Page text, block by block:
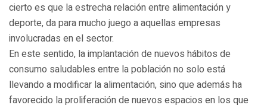
cierto es que la estrecha relación entre alimentación y
deporte, da para mucho juego a aquellas empresas
involucradas en el sector.
En este sentido, la implantación de nuevos hábitos de
consumo saludables entre la población no solo está
llevando a modificar la alimentación, sino que además ha
favorecido la proliferación de nuevos espacios en los que